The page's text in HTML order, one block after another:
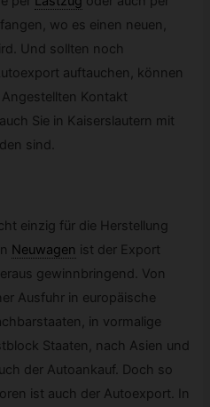
wo es einen neuen,
Und sollten noch
auftauchen, können
Kontakt
Sie in Kaiserslautern mit
sind.
einzig für die Herstellung
Neuwagen ist der Export
gewinnbringend. Von
Ausfuhr in europäische
in vormalige
Staaten, nach Asien und
der Autoankauf. Doch so
ist auch der Autoexport. In